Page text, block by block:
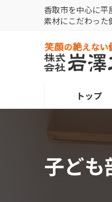
キ
に
香取市を中心に平
素材にこだわった
トップ
子ど